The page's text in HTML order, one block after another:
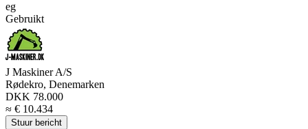
eg
Gebruikt
J Maskiner A/S
Rødekro, Denemarken
DKK 78.000
≈ € 10.434
Stuur bericht